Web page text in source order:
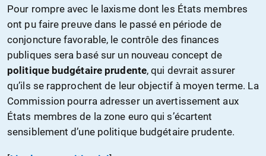
Pour rompre avec le laxisme dont les États membres
ont pu faire preuve dans le passé en période de
conjoncture favorable, le contrôle des finances
publiques sera basé sur un nouveau concept de
politique budgétaire prudente, qui devrait assurer
qu’ils se rapprochent de leur objectif à moyen terme. La
Commission pourra adresser un avertissement aux
États membres de la zone euro qui s’écartent
sensiblement d’une politique budgétaire prudente.